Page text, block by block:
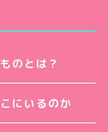
のとは？
にいるのか